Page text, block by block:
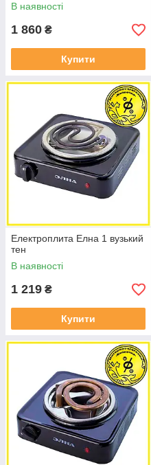
В наявності
1 860 ₴
Купити
Електроплита Елна 1 вузький
тен
В наявності
1 219 ₴
Купити